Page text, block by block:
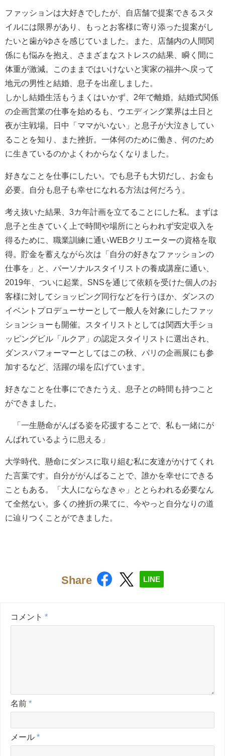
ファッションは大好きでしたが、自店舗で提案できるスタ
イルには限界があり、もっとお客様に寄り添った提案がし
たいと歯がゆさを感じていました。また、店舗内の人間関
係にも悩みを抱え、さまざまなストレスの結果、瞬く間に
体重が激減。このままではいけないと実家の福井へ戻って
地元の男性と結婚、息子を出産しました。
しかし結婚生活もうまくはいかず、2年で離婚。結婚式関係
の企画営業の仕事を始めるも、ウエディング業界は土日と
夜が主戦場。日中「ママがいない」と息子が大泣きしてい
ることを知り、また挫折。一体何のために働き、何のため
に生きているのかよくわからなくなりました。
好きなことを仕事にしたい。でも息子も大切だし、お金も
必要。自分も息子も幸せになれる方法は何だろう。
考え抜いた結果、3カ年計画を立てることにした私。まずは
息子と生きていく上で時間や場所にとらわれず安定収入を
得るために、職業訓練に通いWEBクリエーターの資格を取
得。貯金を蓄えながら次は「自分の好きなファッションの
仕事を」と、パーソナルスタイリストの養成講座に通い、
2019年、ついに起業。SNSを通じて依頼を受けた個人のお
客様に対してショッピング同行などを行うほか、ダンスの
イベントプロデューサーとして一般人を対象にしたファッ
ションショーも開催。スタイリストとしては関西大手ショ
ッピングビル「ルクア」の認定スタイリストに選出され、
ダンスパフォーマーとしてはこの秋、パリの企画展にも参
加するなど、活躍の場を広げています。
好きなことを仕事にできたうえ、息子との時間も持つこと
ができました。
「一生懸命がんばる姿を応援することで、私も一緒にが
んばれているように思える」
大学時代、懸命にダンスに取り組む私に友達がかけてくれ
た言葉です。自分ががんばることで、誰かを幸せにできる
こともある。「大人にならなきゃ」ととらわれる必要なん
て全然ない。多くの挫折の果てに、今やっと自分なりの道
に辿りつくことができました。
Share LINE
コメント *
名前 *
メール *